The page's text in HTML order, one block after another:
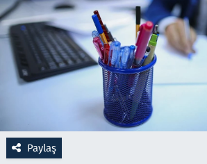
Paylaş
Ramazan
Resmi İlanlar
Rüya Tabirleri
Savunma Sanayi